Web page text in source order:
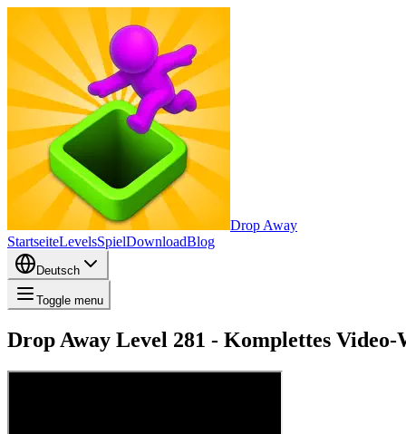
Drop Away
StartseiteLevelsSpielDownloadBlog
Deutsch
Toggle menu
Drop Away Level 281 - Komplettes